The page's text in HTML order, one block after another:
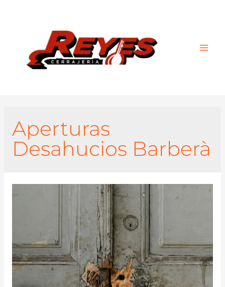
Aperturas
Desahucios Barberà